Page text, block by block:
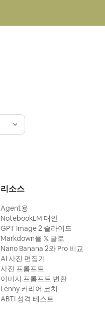
리소스
Agent용
NotebookLM 대안
GPT Image 2 슬라이드
Markdown을 𝕏 글로
Nano Banana 2와 Pro 비교
AI 사진 편집기
사진 프롬프트
이미지 프롬프트 변환
Lenny 커리어 코치
ABTI 성격 테스트